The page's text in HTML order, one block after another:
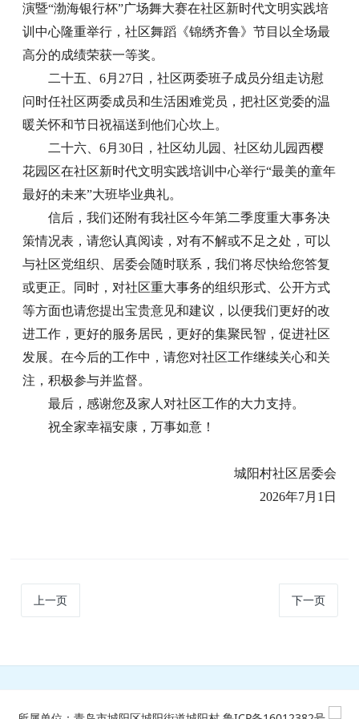
演暨“渤海银行杯”广场舞大赛在社区新时代文明实践培
训中心隆重举行，社区舞蹈《锦绣齐鲁》节目以全场最
高分的成绩荣获一等奖。
二十五、6月27日，社区两委班子成员分组走访慰
问时任社区两委成员和生活困难党员，把社区党委的温
暖关怀和节日祝福送到他们心坎上。
二十六、6月30日，社区幼儿园、社区幼儿园西樱
花园区在社区新时代文明实践培训中心举行“最美的童年
最好的未来”大班毕业典礼。
信后，我们还附有我社区今年第二季度重大事务决
策情况表，请您认真阅读，对有不解或不足之处，可以
与社区党组织、居委会随时联系，我们将尽快给您答复
或更正。同时，对社区重大事务的组织形式、公开方式
等方面也请您提出宝贵意见和建议，以便我们更好的改
进工作，更好的服务居民，更好的集聚民智，促进社区
发展。在今后的工作中，请您对社区工作继续关心和关
注，积极参与并监督。
最后，感谢您及家人对社区工作的大力支持。
祝全家幸福安康，万事如意！
城阳村社区居委会
2026年7月1日
上一页 下一页